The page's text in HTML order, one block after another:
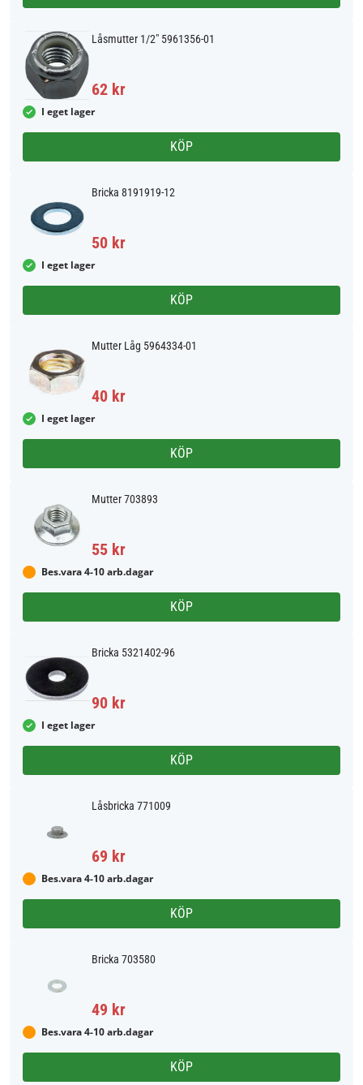
Låsmutter 1/2" 5961356-01
62 kr
I eget lager
KÖP
Bricka 8191919-12
50 kr
I eget lager
KÖP
Mutter Låg 5964334-01
40 kr
I eget lager
KÖP
Mutter 703893
55 kr
Bes.vara 4-10 arb.dagar
KÖP
Bricka 5321402-96
90 kr
I eget lager
KÖP
Låsbricka 771009
69 kr
Bes.vara 4-10 arb.dagar
KÖP
Bricka 703580
49 kr
Bes.vara 4-10 arb.dagar
KÖP